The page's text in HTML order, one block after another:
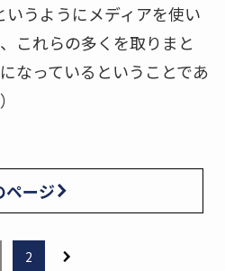
うようにメディアを使い
これらの多くを取りまと
なっているということであ
）
ページ
2